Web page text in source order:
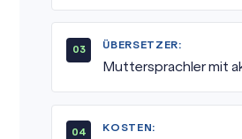
ÜBERSETZER:
Muttersprachler mit
KOSTEN: